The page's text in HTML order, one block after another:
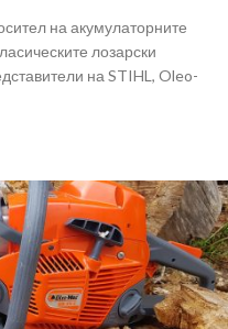
на акумулаторните
лозарски
на STIHL, Oleo-